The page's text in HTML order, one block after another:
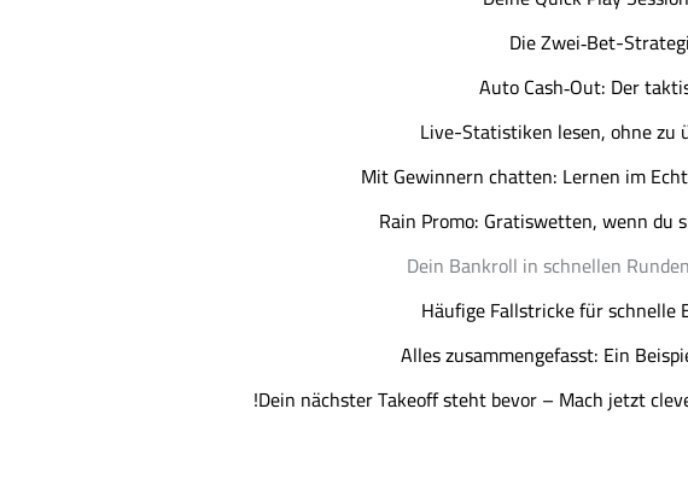
Die Zwei‑Bet-
Auto Cash‑Out: Der
Live-Statistiken lesen, ohne zu
Mit Gewinnern chatten: Lernen im
Rain Promo: Gratiswetten, wenn du
Dein Bankroll in schnellen
Häufige Fallstricke für schnelle
Alles zusammengefasst: Ein
Dein nächster Takeoff steht bevor – Mach jetzt